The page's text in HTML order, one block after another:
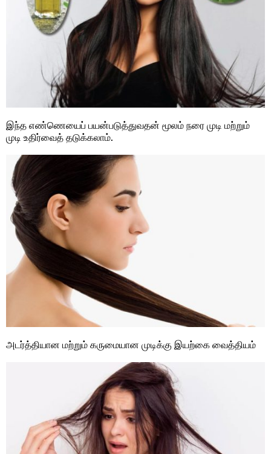
இந்த எண்ணெயைப் பயன்படுத்துவதன் மூலம் நரை முடி மற்றும்
முடி உதிர்வைத் தடுக்கலாம்.
அடர்த்தியான மற்றும் கருமையான முடிக்கு இயற்கை வைத்தியம்